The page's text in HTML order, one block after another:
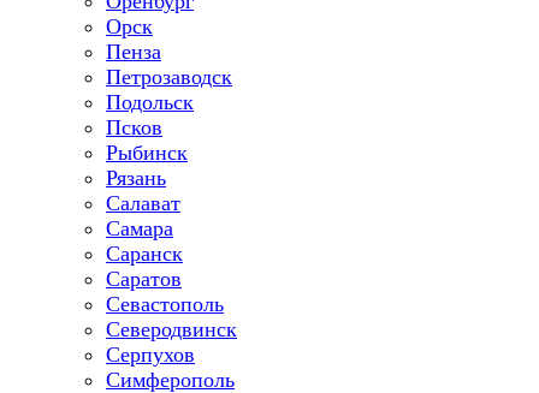
Орск
Пенза
Петрозаводск
Подольск
Псков
Рыбинск
Рязань
Салават
Самара
Саранск
Саратов
Севастополь
Северодвинск
Серпухов
Симферополь